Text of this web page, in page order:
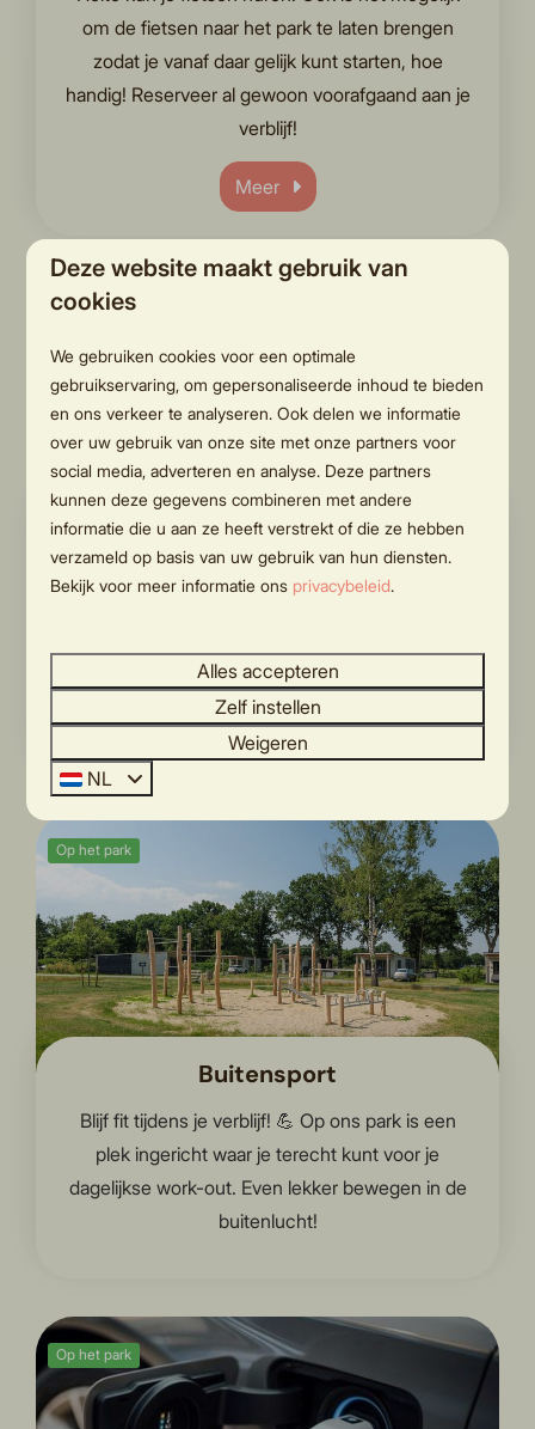
om de fietsen naar het park te laten brengen
zodat je vanaf daar gelijk kunt starten, hoe
handig! Reserveer al gewoon voorafgaand aan je
verblijf!
Meer
Op het park
Ontbijtservice in je huisje
Zowel voor volwassenen als voor de kids bieden
hele jaar door een heerlijke ontbijtmand
bijboeken. De ontbijtmand wordt tussen 8:30-
9:30 bezorgd bij je accommodatie!
Op het park
Buitensport
Blijf fit tijdens je verblijf! 💪 Op ons park is een
plek ingericht waar je terecht kunt voor je
dagelijkse work-out. Even lekker bewegen in de
buitenlucht!
Op het park
Deze website maakt gebruik van
cookies
We gebruiken cookies voor een optimale
gebruikservaring, om gepersonaliseerde inhoud te bieden
en ons verkeer te analyseren. Ook delen we informatie
over uw gebruik van onze site met onze partners voor
social media, adverteren en analyse. Deze partners
kunnen deze gegevens combineren met andere
informatie die u aan ze heeft verstrekt of die ze hebben
verzameld op basis van uw gebruik van hun diensten.
Bekijk voor meer informatie ons privacybeleid.
Alles accepteren
Zelf instellen
Weigeren
NL